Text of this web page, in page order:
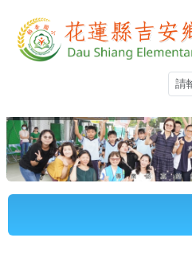
花蓮縣立稻香國民
導覽列